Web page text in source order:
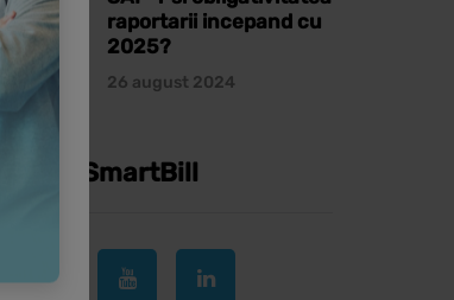
raportarii incepand cu
2025?
26 august 2024
SmartBill